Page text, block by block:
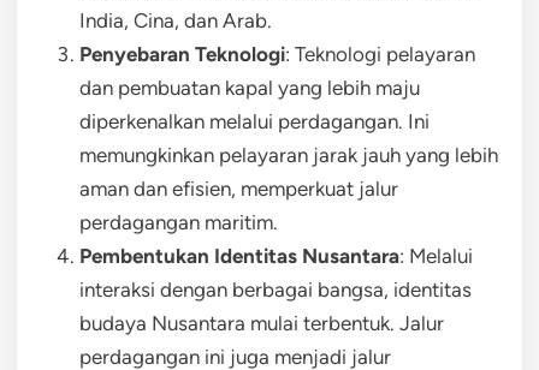
India, Cina, dan Arab.
Penyebaran Teknologi: Teknologi pelayaran
dan pembuatan kapal yang lebih maju
diperkenalkan melalui perdagangan. Ini
memungkinkan pelayaran jarak jauh yang lebih
aman dan efisien, memperkuat jalur
perdagangan maritim.
Pembentukan Identitas Nusantara: Melalui
interaksi dengan berbagai bangsa, identitas
budaya Nusantara mulai terbentuk. Jalur
perdagangan ini juga menjadi jalur